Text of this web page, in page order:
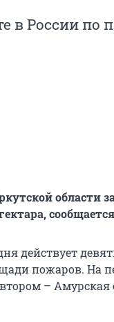
в России по
области
действует
пожаров. На
– Амурская